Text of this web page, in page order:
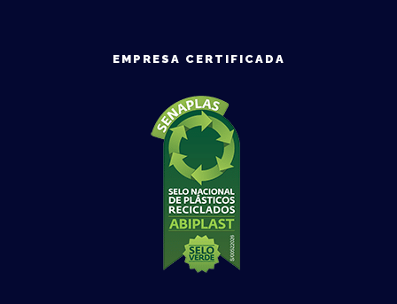
EMPRESA CERTIFICADA